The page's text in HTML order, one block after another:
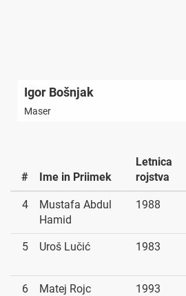
Igor Bošnjak
Maser
# Ime in Priimek
Letnica
rojstva
4
Mustafa Abdul
Hamid
1988
5 Uroš Lučić 1983
6 Matej Rojc 1993